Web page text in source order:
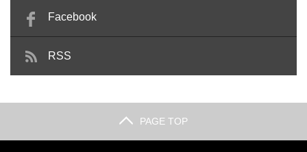
Facebook
RSS
PAGE TOP